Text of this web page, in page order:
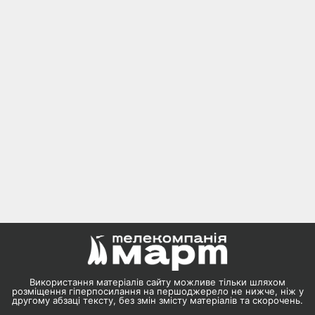
Використання матеріалів сайту можливе тільки шляхом
розміщення гіперпосилання на першоджерело не нижче, ніж у
другому абзаці тексту, без змін змісту матеріалів та скорочень.